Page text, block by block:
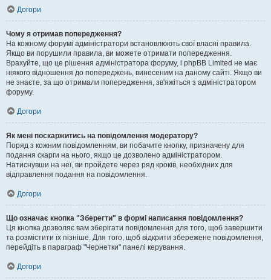
Догори
Чому я отримав попередження?
На кожному форумі адміністратори встановлюють свої власні правила.
Якщо ви порушили правила, ви можете отримати попередження.
Врахуйте, що це рішення адміністратора форуму, і phpBB Limited не має
ніякого відношення до попереджень, винесеним на даному сайті. Якщо ви
не знаєте, за що отримали попередження, зв'яжіться з адміністратором
форуму.
Догори
Як мені поскаржитись на повідомлення модератору?
Поряд з кожним повідомленням, ви побачите кнопку, призначену для
подання скарги на нього, якщо це дозволено адміністратором.
Натиснувши на неї, ви пройдете через ряд кроків, необхідних для
відправлення подання на повідомлення.
Догори
Що означає кнопка "Зберегти" в формі написання повідомлення?
Ця кнопка дозволяє вам зберігати повідомлення для того, щоб завершити
та розмістити їх пізніше. Для того, щоб відкрити збережене повідомлення,
перейдіть в параграф "Чернетки" панелі керування.
Догори